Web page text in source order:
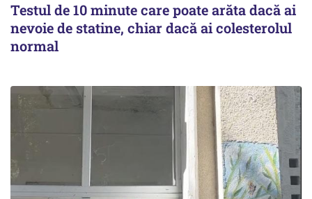
Testul de 10 minute care poate arăta dacă ai
nevoie de statine, chiar dacă ai colesterolul
normal